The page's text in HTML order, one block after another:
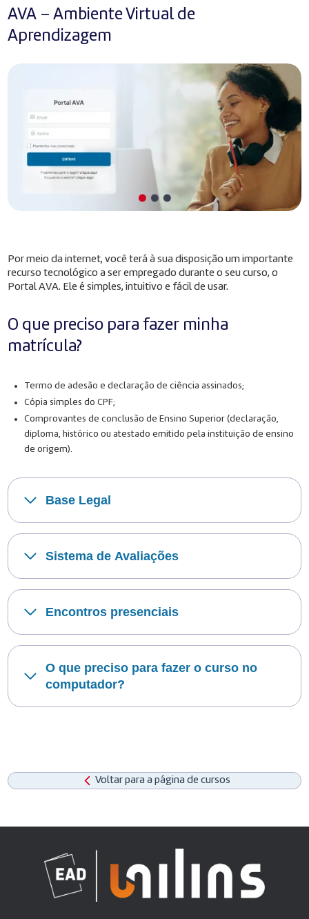
AVA – Ambiente Virtual de
Aprendizagem
Por meio da internet, você terá à sua disposição um importante
recurso tecnológico a ser empregado durante o seu curso, o
Portal AVA. Ele é simples, intuitivo e fácil de usar.
O que preciso para fazer minha
matrícula?
Termo de adesão e declaração de ciência assinados;
Cópia simples do CPF;
Comprovantes de conclusão de Ensino Superior (declaração,
diploma, histórico ou atestado emitido pela instituição de ensino
de origem).
Base Legal
Sistema de Avaliações
Encontros presenciais
O que preciso para fazer o curso no
computador?
Voltar para a página de cursos